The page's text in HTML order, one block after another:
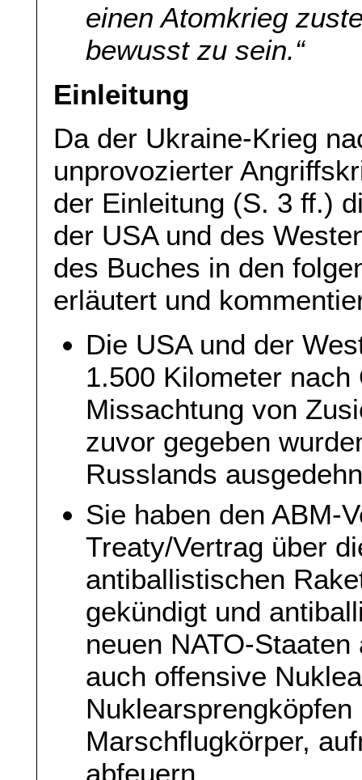
einen Atomkrieg
bewusst zu sein.“
Einleitung
Da der Ukraine-Krieg
unprovozierter
der Einleitung (S. 3 ff.)
der USA und des
des Buches in den
erläutert und
Die USA und der
1.500 Kilometer
Missachtung von
zuvor gegeben
Russlands
Sie haben den ABM-
Treaty/Vertrag über
antiballistischen
gekündigt und
neuen NATO-
auch offensive
Marschflugkörper,
abfeuern.